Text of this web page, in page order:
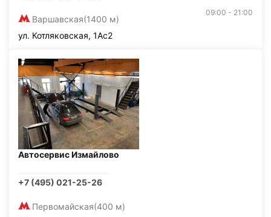
Варшавская(1400 м)
09:00 - 21:00
ул. Котляковская, 1Ас2
Автосервис Измайлово
+7 (495) 021-25-26
Первомайская(400 м)